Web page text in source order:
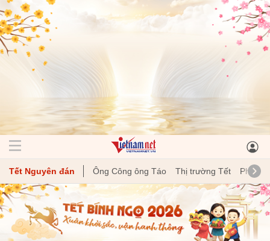
Tết Nguyên đán Ông Công ông Táo Thị trường Tết Phong